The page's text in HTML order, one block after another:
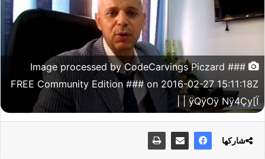
Image processed by CodeCarvings Piczard ###
FREE Community Edition ### on 2016-02-27 15:11:18Z
| | ÿQÿOÿ Nÿ4Çy[Ï
شاركها